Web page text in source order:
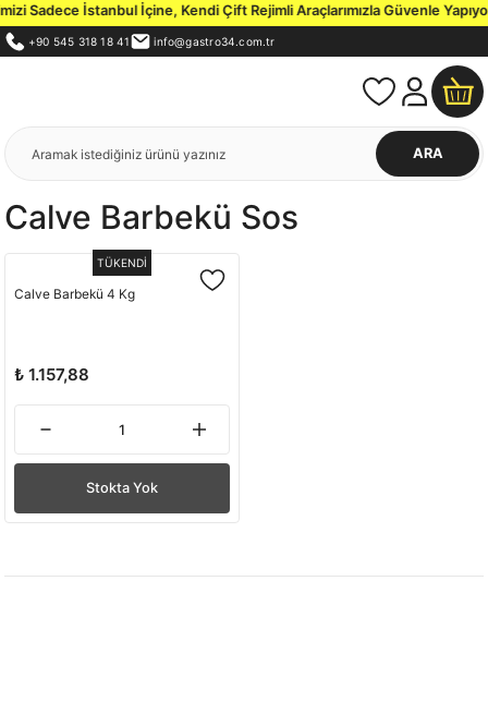
Sadece İstanbul İçine, Kendi Çift Rejimli Araçlarımızla Güvenle
+90 545 318 18 41 info@gastro34.com.tr
ARA
Calve Barbekü Sos
TÜKENDİ
Calve Barbekü 4 Kg
₺ 1.157,88
Stokta Yok